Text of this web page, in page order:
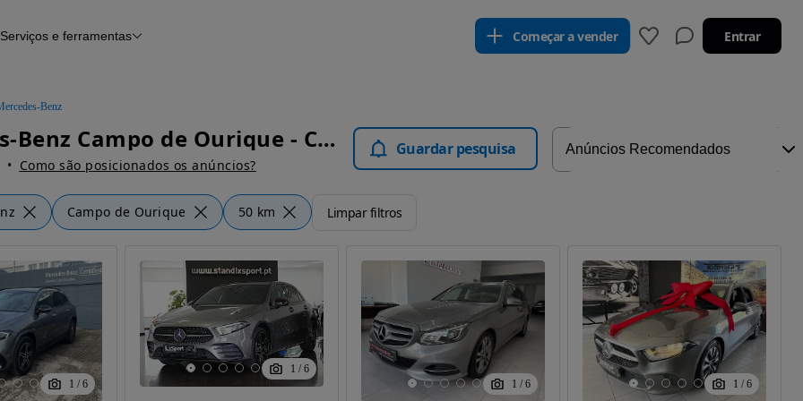
Histórico do veículo
Serviços e ferramentas Começar a vender Entrar
Benz
Mercedes-Benz Campo de Ourique - Carros
Como são posicionados os anúncios?
Guardar pesquisa
Campo de Ourique 50 km Limpar filtros
1 / 6
1 / 6
1 / 6 1 / 6